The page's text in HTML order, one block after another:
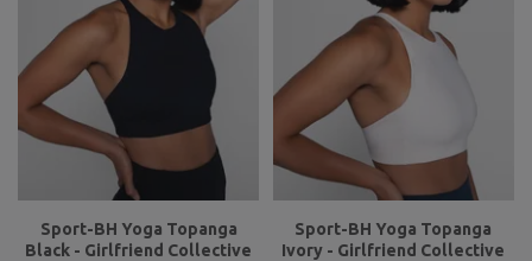
Sport-BH Yoga Topanga
Black - Girlfriend Collective
Sport-BH Yoga Topanga
Ivory - Girlfriend Collective